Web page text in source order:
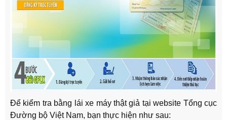
Để kiểm tra bằng lái xe máy thật giả tại website Tổng cục
Đường bộ Việt Nam, bạn thực hiện như sau: